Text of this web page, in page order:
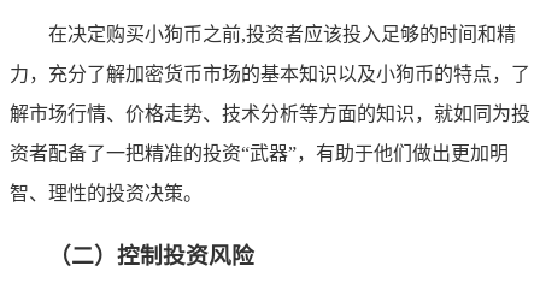
在决定购买小狗币之前,投资者应该投入足够的时间和精
力，充分了解加密货币市场的基本知识以及小狗币的特点，了
解市场行情、价格走势、技术分析等方面的知识，就如同为投
资者配备了一把精准的投资“武器”，有助于他们做出更加明
智、理性的投资决策。
（二）控制投资风险